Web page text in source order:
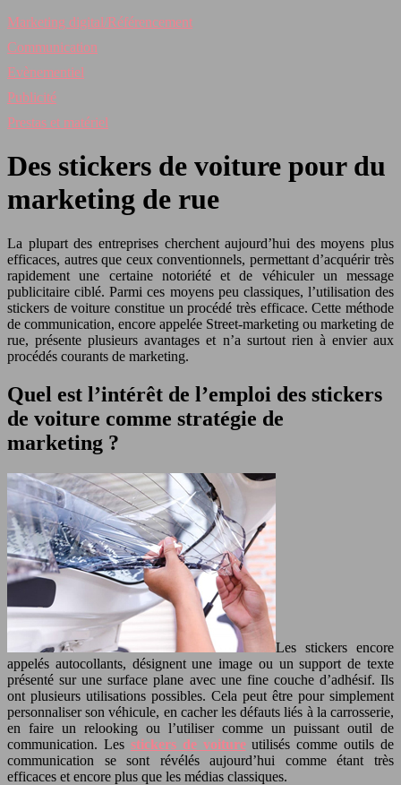
Marketing digital/Référencement
Communication
Evènementiel
Publicité
Prestas et matériel
Des stickers de voiture pour du
marketing de rue
La plupart des entreprises cherchent aujourd’hui des moyens plus
efficaces, autres que ceux conventionnels, permettant d’acquérir très
rapidement une certaine notoriété et de véhiculer un message
publicitaire ciblé. Parmi ces moyens peu classiques, l’utilisation des
stickers de voiture constitue un procédé très efficace. Cette méthode
de communication, encore appelée Street-marketing ou marketing de
rue, présente plusieurs avantages et n’a surtout rien à envier aux
procédés courants de marketing.
Quel est l’intérêt de l’emploi des stickers
de voiture comme stratégie de
marketing ?
Les stickers encore
appelés autocollants, désignent une image ou un support de texte
présenté sur une surface plane avec une fine couche d’adhésif. Ils
ont plusieurs utilisations possibles. Cela peut être pour simplement
personnaliser son véhicule, en cacher les défauts liés à la carrosserie,
en faire un relooking ou l’utiliser comme un puissant outil de
communication. Les stickers de voitureutilisés comme outils de
communication se sont révélés aujourd’hui comme étant très
efficaces et encore plus que les médias classiques.